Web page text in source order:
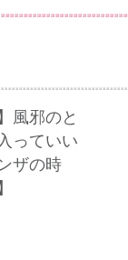
風邪のと
っていい
ザの時